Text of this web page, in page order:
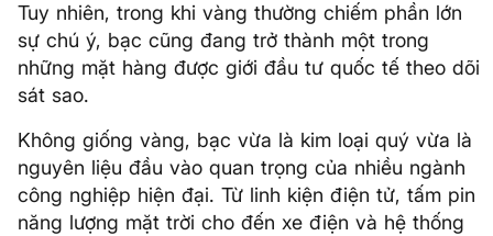
Tuy nhiên, trong khi vàng thường chiếm phần lớn
sự chú ý, bạc cũng đang trở thành một trong
những mặt hàng được giới đầu tư quốc tế theo dõi
sát sao.
Không giống vàng, bạc vừa là kim loại quý vừa là
nguyên liệu đầu vào quan trọng của nhiều ngành
công nghiệp hiện đại. Từ linh kiện điện tử, tấm pin
năng lượng mặt trời cho đến xe điện và hệ thống